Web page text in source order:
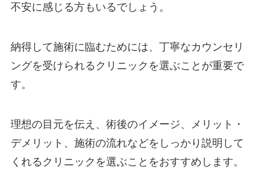
不安に感じる方もいるでしょう。
納得して施術に臨むためには、丁寧なカウンセリ
ングを受けられるクリニックを選ぶことが重要で
す。
理想の目元を伝え、術後のイメージ、メリット・
デメリット、施術の流れなどをしっかり説明して
くれるクリニックを選ぶことをおすすめします。